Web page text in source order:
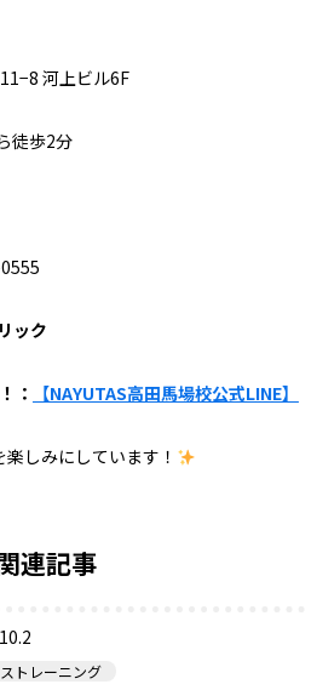
河上ビル6F
徒歩2分
ック
： 【NAYUTAS高田馬場校公式LINE】
しみにしています！
連記事
トレーニング